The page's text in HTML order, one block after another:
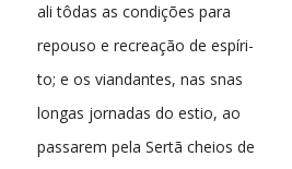
ali tôdas as condições para
repouso e recreação de espíri-
to; e os viandantes, nas snas
longas jornadas do estio, ao
passarem pela Sertã cheios de